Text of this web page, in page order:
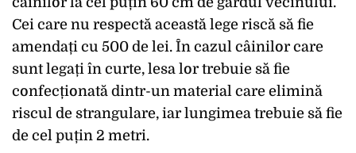
Cei care nu respectă această lege riscă să fie
amendați cu 500 de lei. În cazul câinilor care
sunt legați în curte, lesa lor trebuie să fie
confecționată dintr-un material care elimină
riscul de strangulare, iar lungimea trebuie să fie
de cel puțin 2 metri.